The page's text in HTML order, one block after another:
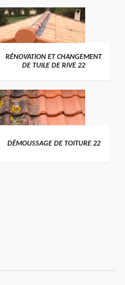
RÉNOVATION ET CHANGEMENT
DE TUILE DE RIVE 22
DÉMOUSSAGE DE TOITURE 22